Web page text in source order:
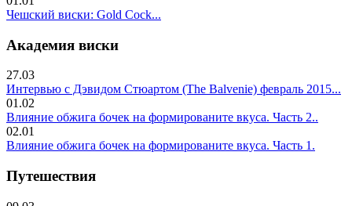
Чешский виски: Gold Cock...
Академия виски
27.03
Интервью с Дэвидом Стюартом (The Balvenie) февраль 2015...
01.02
Влияние обжига бочек на формированите вкуса. Часть 2..
02.01
Влияние обжига бочек на формированите вкуса. Часть 1.
Путешествия